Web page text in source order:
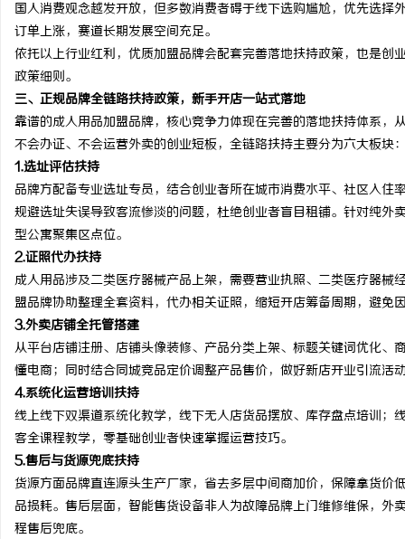
国人消费观念越发开放，但多数消费者碍于线下选购尴尬，优先选
订单上涨，赛道长期发展空间充足。
依托以上行业红利，优质加盟品牌会配套完善落地扶持政策，也是
政策细则。
三、正规品牌全链路扶持政策，新手开店一站式落地
靠谱的成人用品加盟品牌，核心竞争力体现在完善的落地扶持体系
不会办证、不会运营外卖的创业短板，全链路扶持主要分为六大板块
1.选址评估扶持
品牌方配备专业选址专员，结合创业者所在城市消费水平、社区入
规避选址失误导致客流惨淡的问题，杜绝创业者盲目租铺。针对纯
型公寓聚集区点位。
2.证照代办扶持
成人用品涉及二类医疗器械产品上架，需要营业执照、二类医疗器
盟品牌协助整理全套资料，代办相关证照，缩短开店筹备周期，避免
3.外卖店铺全托管搭建
从平台店铺注册、店铺头像装修、产品分类上架、标题关键词优化
懂电商；同时结合同城竞品定价调整产品售价，做好新店开业引流活
4.系统化运营培训扶持
线上线下双渠道系统化教学，线下无人店货品摆放、库存盘点培训
客全课程教学，零基础创业者快速掌握运营技巧。
5.售后与货源兜底扶持
货源方面品牌直连源头生产厂家，省去多层中间商加价，保障拿货
品损耗。售后层面，智能售货设备非人为故障品牌上门维修维保，
程售后兜底。